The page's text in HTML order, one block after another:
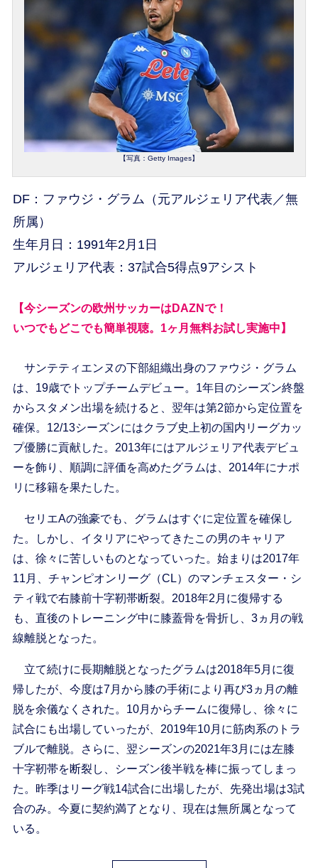
【写真：Getty Images】
DF：ファウジ・グラム（元アルジェリア代表／無
所属）
生年月日：1991年2月1日
アルジェリア代表：37試合5得点9アシスト
【今シーズンの欧州サッカーはDAZNで！
いつでもどこでも簡単視聴。1ヶ月無料お試し実施中】
サンテティエンヌの下部組織出身のファウジ・グラム
は、19歳でトップチームデビュー。1年目のシーズン終盤
からスタメン出場を続けると、翌年は第2節から定位置を
確保。12/13シーズンにはクラブ史上初の国内リーグカッ
プ優勝に貢献した。2013年にはアルジェリア代表デビュ
ーを飾り、順調に評価を高めたグラムは、2014年にナポ
リに移籍を果たした。
セリエAの強豪でも、グラムはすぐに定位置を確保し
た。しかし、イタリアにやってきたこの男のキャリア
は、徐々に苦しいものとなっていった。始まりは2017年
11月、チャンピオンリーグ（CL）のマンチェスター・シ
ティ戦で右膝前十字靭帯断裂。2018年2月に復帰する
も、直後のトレーニング中に膝蓋骨を骨折し、3ヵ月の戦
線離脱となった。
立て続けに長期離脱となったグラムは2018年5月に復
帰したが、今度は7月から膝の手術により再び3ヵ月の離
脱を余儀なくされた。10月からチームに復帰し、徐々に
試合にも出場していったが、2019年10月に筋肉系のトラ
ブルで離脱。さらに、翌シーズンの2021年3月には左膝
十字靭帯を断裂し、シーズン後半戦を棒に振ってしまっ
た。昨季はリーグ戦14試合に出場したが、先発出場は3試
合のみ。今夏に契約満了となり、現在は無所属となって
いる。